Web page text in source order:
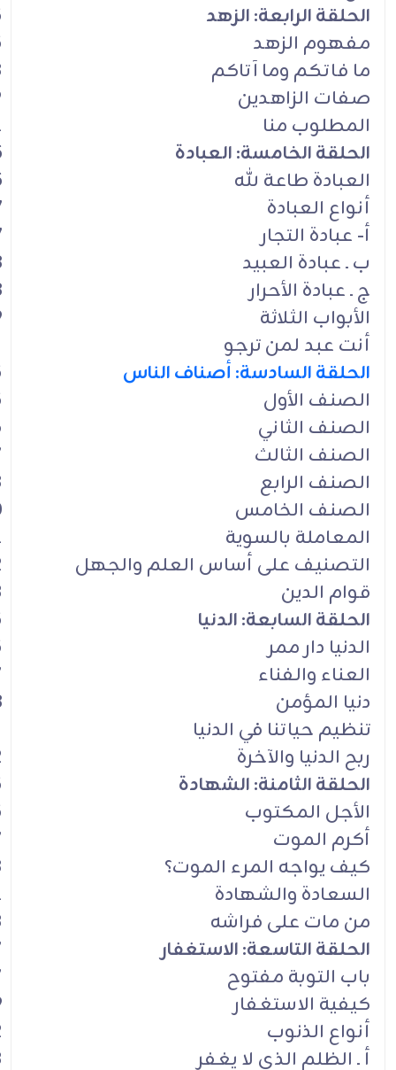
الحلقة الرابعة: الزهد
مفهوم الزهد
ما فاتكم وما آتاكم
صفات الزاهدين
المطلوب منا
الحلقة الخامسة: العبادة
العبادة طاعة لله
أنواع العبادة
أ- عبادة التجار
ب ـ عبادة العبيد
ج ـ عبادة الأحرار
الأبواب الثلاثة
أنت عبد لمن ترجو
الحلقة السادسة: أصناف الناس
الصنف الأول
الصنف الثاني
الصنف الثالث
الصنف الرابع
الصنف الخامس
المعاملة بالسوية
التصنيف على أساس العلم والجهل
قوام الدين
الحلقة السابعة: الدنيا
الدنيا دار ممر
العناء والفناء
دنيا المؤمن
تنظيم حياتنا في الدنيا
ربح الدنيا والآخرة
الحلقة الثامنة: الشهادة
الأجل المكتوب
أكرم الموت
كيف يواجه المرء الموت؟
السعادة والشهادة
من مات على فراشه
الحلقة التاسعة: الاستغفار
باب التوبة مفتوح
كيفية الاستغفار
أنواع الذنوب
أ ـ الظلم الذي لا يغفر